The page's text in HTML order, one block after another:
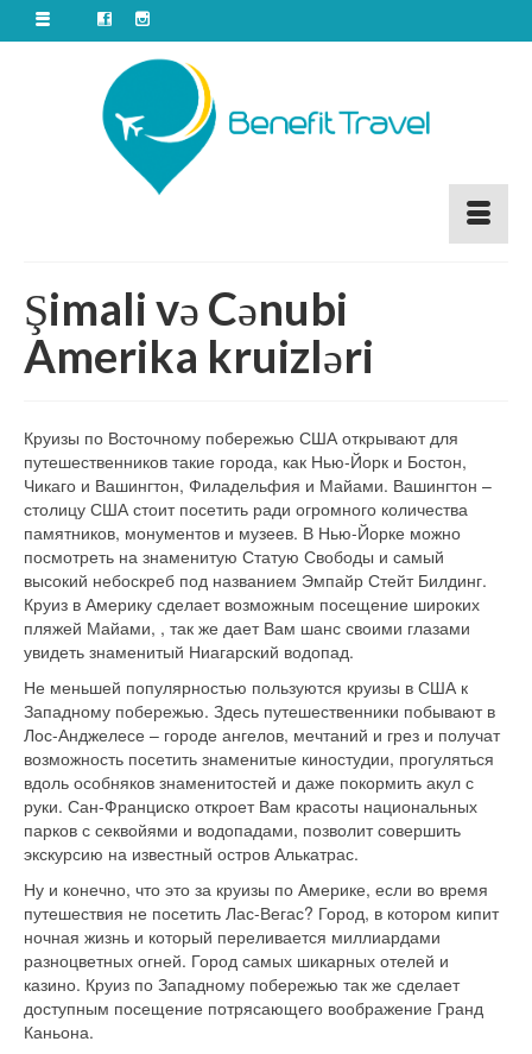
Şimali və Cənubi
Amerika kruizləri
Круизы по Восточному побережью США открывают для
путешественников такие города, как Нью-Йорк и Бостон,
Чикаго и Вашингтон, Филадельфия и Майами. Вашингтон –
столицу США стоит посетить ради огромного количества
памятников, монументов и музеев. В Нью-Йорке можно
посмотреть на знаменитую Статую Свободы и самый
высокий небоскреб под названием Эмпайр Стейт Билдинг.
Круиз в Америку сделает возможным посещение широких
пляжей Майами, , так же дает Вам шанс своими глазами
увидеть знаменитый Ниагарский водопад.
Не меньшей популярностью пользуются круизы в США к
Западному побережью. Здесь путешественники побывают в
Лос-Анджелесе – городе ангелов, мечтаний и грез и получат
возможность посетить знаменитые киностудии, прогуляться
вдоль особняков знаменитостей и даже покормить акул с
руки. Сан-Франциско откроет Вам красоты национальных
парков с секвойями и водопадами, позволит совершить
экскурсию на известный остров Алькатрас.
Ну и конечно, что это за круизы по Америке, если во время
путешествия не посетить Лас-Вегас? Город, в котором кипит
ночная жизнь и который переливается миллиардами
разноцветных огней. Город самых шикарных отелей и
казино. Круиз по Западному побережью так же сделает
доступным посещение потрясающего воображение Гранд
Каньона.